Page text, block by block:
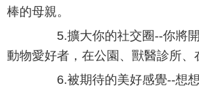
棒的母親。
5.擴大你的社交圈--你將開
動物愛好者，在公園、獸醫診所
6.被期待的美好感覺--想想